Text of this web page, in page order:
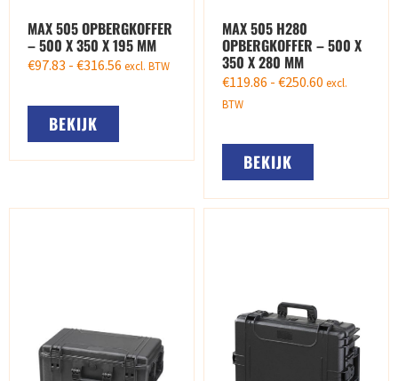
MAX 505 OPBERGKOFFER
– 500 X 350 X 195 MM
€97.83 - €316.56 excl. BTW
BEKIJK
MAX 505 H280
OPBERGKOFFER – 500 X
350 X 280 MM
€119.86 - €250.60 excl.
BTW
BEKIJK